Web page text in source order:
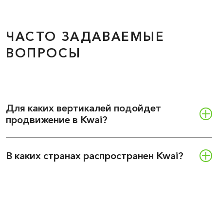
ЧАСТО ЗАДАВАЕМЫЕ
ВОПРОСЫ
Для каких вертикалей подойдет
продвижение в Kwai?
В каких странах распространен Kwai?